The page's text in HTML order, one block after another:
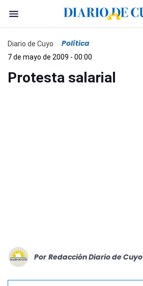
Diario de Cuyo Política
7 de mayo de 2009 - 00:00
Protesta salarial
Por Redacción Diario de Cuyo